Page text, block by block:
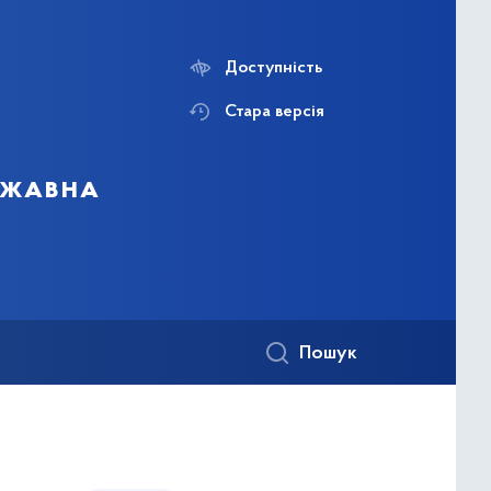
Доступність
Стара версія
Пошук